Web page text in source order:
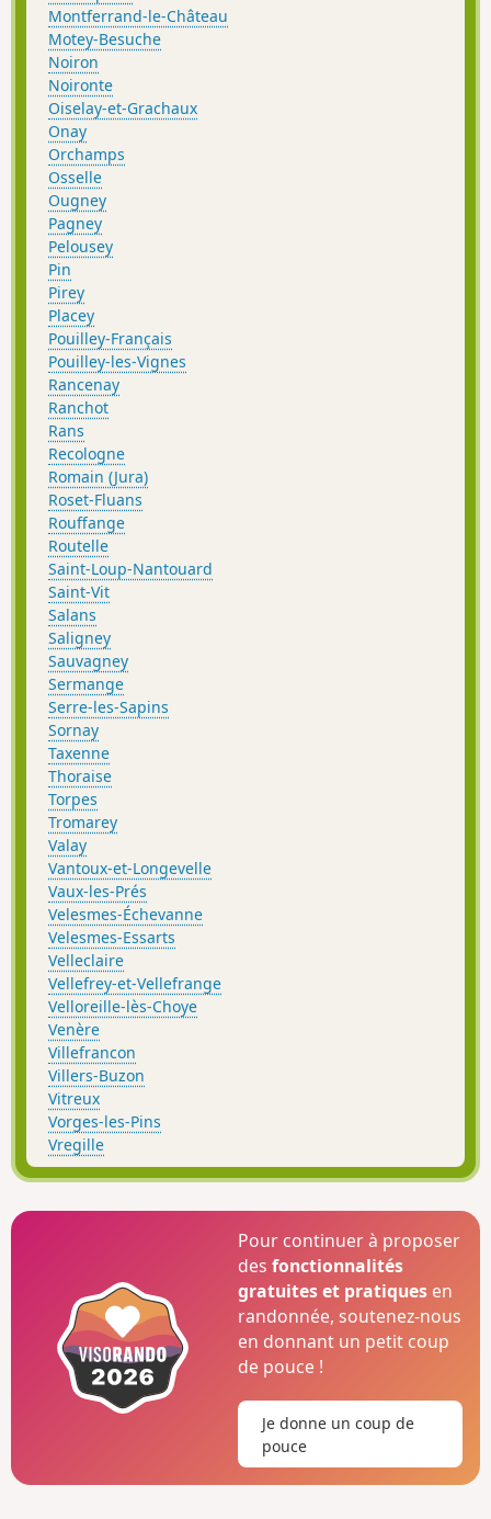
Montferrand-le-Château
Motey-Besuche
Noiron
Noironte
Oiselay-et-Grachaux
Onay
Orchamps
Osselle
Ougney
Pagney
Pelousey
Pin
Pirey
Placey
Pouilley-Français
Pouilley-les-Vignes
Rancenay
Ranchot
Rans
Recologne
Romain (Jura)
Roset-Fluans
Rouffange
Routelle
Saint-Loup-Nantouard
Saint-Vit
Salans
Saligney
Sauvagney
Sermange
Serre-les-Sapins
Sornay
Taxenne
Thoraise
Torpes
Tromarey
Valay
Vantoux-et-Longevelle
Vaux-les-Prés
Velesmes-Échevanne
Velesmes-Essarts
Velleclaire
Vellefrey-et-Vellefrange
Velloreille-lès-Choye
Venère
Villefrancon
Villers-Buzon
Vitreux
Vorges-les-Pins
Vregille
Pour continuer à proposer
desfonctionnalités
gratuites et pratiques en
randonnée, soutenez-nous
en donnant un petit coup
de pouce !
Je donne un coup de
pouce